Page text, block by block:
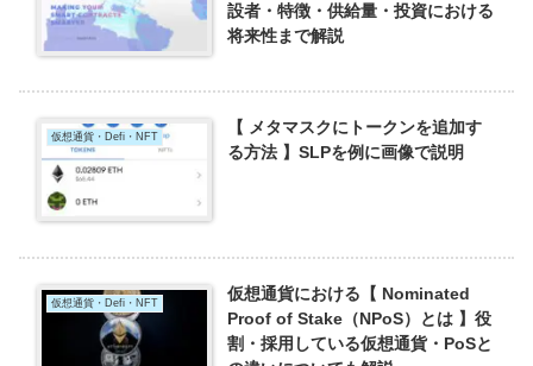
設者・特徴・供給量・投資における
将来性まで解説
仮想通貨・Defi・NFT
【 メタマスクにトークンを追加す
る方法 】SLPを例に画像で説明
仮想通貨・Defi・NFT
仮想通貨における【 Nominated
Proof of Stake（NPoS）とは 】役
割・採用している仮想通貨・PoSと